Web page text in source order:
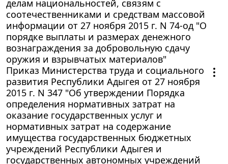
делам национальностей, связям с
соотечественниками и средствам массовой
информации от 27 ноября 2015 г. N 74-од "О
порядке выплаты и размерах денежного
вознаграждения за добровольную сдачу
оружия и взрывчатых материалов"
Приказ Министерства труда и социального
развития Республики Адыгея от 27 ноября
2015 г. N 347 "Об утверждении Порядка
определения нормативных затрат на
оказание государственных услуг и
нормативных затрат на содержание
имущества государственных бюджетных
учреждений Республики Адыгея и
государственных автономных учреждений